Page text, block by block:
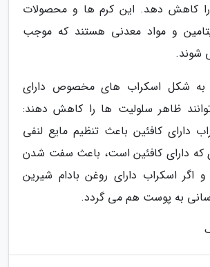
کاهش دهد. این کرم ها و محصولات
و مواد معدنی هستند که موجب
شوند.
شکل اسکراب های مخصوص دارای
ظاهر سلولیت ها را کاهش دهند:
دارای کافئین باعث تنظیم مایع لنفی
که دارای کافئین است، باعث سفت شدن
اسکراب دارای روغن بادام شیرین
به پوست هم می گردد.